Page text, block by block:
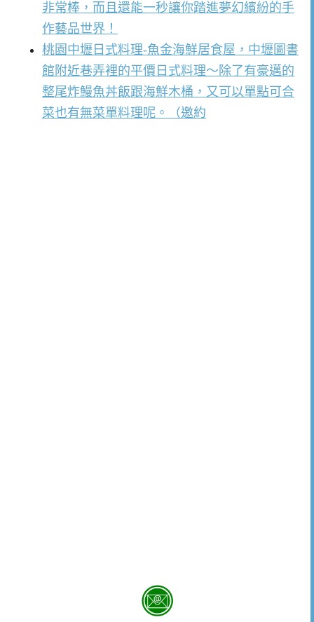
非常棒，而且還能一秒讓你踏進夢幻繽紛的手
作藝品世界！
桃園中壢日式料理-魚金海鮮居食屋，中壢圖書
館附近巷弄裡的平價日式料理～除了有豪邁的
整尾炸鰻魚丼飯跟海鮮木桶，又可以單點可合
菜也有無菜單料理呢。（邀約